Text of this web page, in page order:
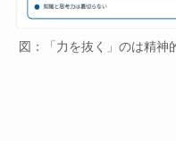
図：「力を抜く」のは精神